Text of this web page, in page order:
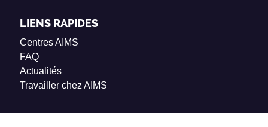
LIENS RAPIDES
Centres AIMS
FAQ
Actualités
Travailler chez AIMS